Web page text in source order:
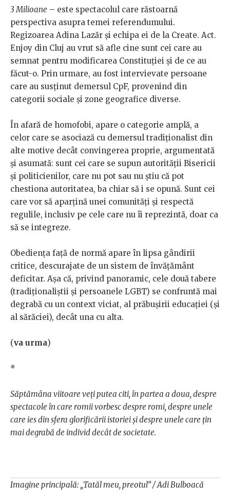
3 Milioane – este spectacolul care răstoarnă
perspectiva asupra temei referendumului.
Regizoarea Adina Lazăr şi echipa ei de la Create. Act.
Enjoy din Cluj au vrut să afle cine sunt cei care au
semnat pentru modificarea Constituţiei şi de ce au
făcut-o. Prin urmare, au fost intervievate persoane
care au susţinut demersul CpF, provenind din
categorii sociale şi zone geografice diverse.
În afară de homofobi, apare o categorie amplă, a
celor care se asociază cu demersul tradiţionalist din
alte motive decât convingerea proprie, argumentată
şi asumată: sunt cei care se supun autorităţii Bisericii
şi politicienilor, care nu pot sau nu ştiu că pot
chestiona autoritatea, ba chiar să i se opună. Sunt cei
care vor să aparţină unei comunităţi şi respectă
regulile, inclusiv pe cele care nu îi reprezintă, doar ca
să se integreze.
Obedienţa faţă de normă apare în lipsa gândirii
critice, descurajate de un sistem de învăţământ
deficitar. Aşa că, privind panoramic, cele două tabere
(tradiţionaliştii şi persoanele LGBT) se confruntă mai
degrabă cu un context viciat, al prăbuşirii educaţiei (şi
al sărăciei), decât una cu alta.
(va urma)
*
Săptămâna viitoare veți putea citi, în partea a doua, despre
spectacole în care romii vorbesc despre romi, despre unele
care ies din sfera glorificării istoriei și despre unele care țin
mai degrabă de individ decât de societate.
Imagine principală: „Tatăl meu, preotul” / Adi Bulboacă